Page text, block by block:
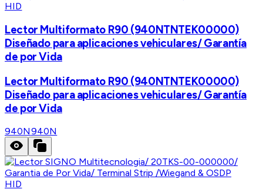
HID
Lector Multiformato R90 (940NTNTEK00000)
Diseñado para aplicaciones vehiculares/ Garantía
de por Vida
Lector Multiformato R90 (940NTNTEK00000)
Diseñado para aplicaciones vehiculares/ Garantía
de por Vida
940N940N
HID